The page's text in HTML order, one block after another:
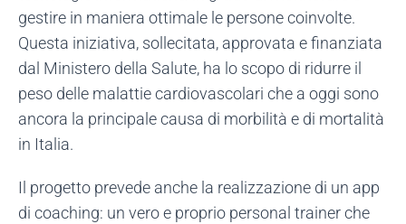
gestire in maniera ottimale le persone coinvolte.
Questa iniziativa, sollecitata, approvata e finanziata
dal Ministero della Salute, ha lo scopo di ridurre il
peso delle malattie cardiovascolari che a oggi sono
ancora la principale causa di morbilità e di mortalità
in Italia.
Il progetto prevede anche la realizzazione di un app
di coaching: un vero e proprio personal trainer che